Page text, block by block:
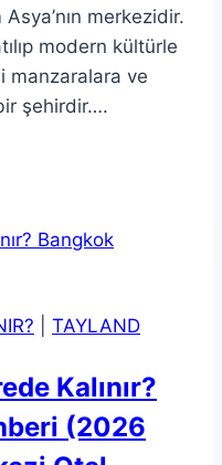
merkezidir.
modern kültürle
manzaralara ve
şehirdir….
TAYLAND
Kalınır?
(2026